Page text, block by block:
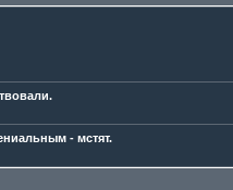
- мстят.